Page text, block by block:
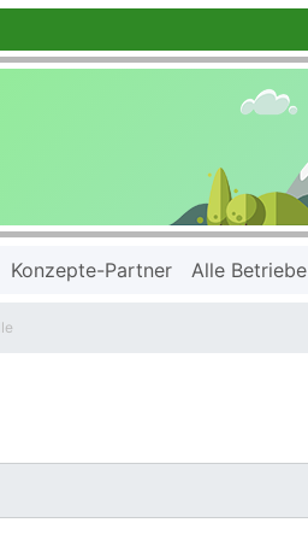
Konzepte-Partner Alle Betriebe